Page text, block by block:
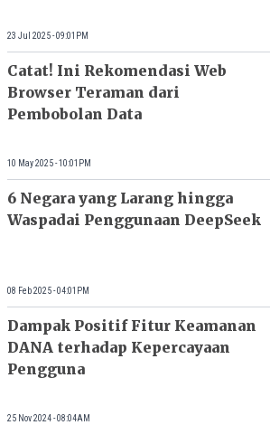
23 Jul 2025 - 09:01PM
Catat! Ini Rekomendasi Web
Browser Teraman dari
Pembobolan Data
10 May 2025 - 10:01PM
6 Negara yang Larang hingga
Waspadai Penggunaan DeepSeek
08 Feb 2025 - 04:01PM
Dampak Positif Fitur Keamanan
DANA terhadap Kepercayaan
Pengguna
25 Nov 2024 - 08:04AM